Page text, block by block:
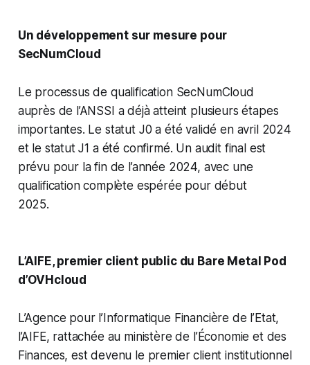
Un développement sur mesure pour
SecNumCloud
Le processus de qualification SecNumCloud
auprès de l’ANSSI a déjà atteint plusieurs étapes
importantes. Le statut J0 a été validé en avril 2024
et le statut J1 a été confirmé. Un audit final est
prévu pour la fin de l’année 2024, avec une
qualification complète espérée pour début
2025.
L’AIFE, premier client public du Bare Metal Pod
d’OVHcloud
L’Agence pour l’Informatique Financière de l’Etat,
l’AIFE, rattachée au ministère de l’Économie et des
Finances, est devenu le premier client institutionnel